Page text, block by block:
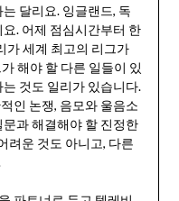
달리요. 잉글랜드, 독
. 어제 점심시간부터 한
가 세계 최고의 리그가
해야 할 다른 일들이 있
것도 일리가 있습니다.
인 논쟁, 음모와 울음소
과 해결해야 할 진정한
려운 것도 아니고, 다른